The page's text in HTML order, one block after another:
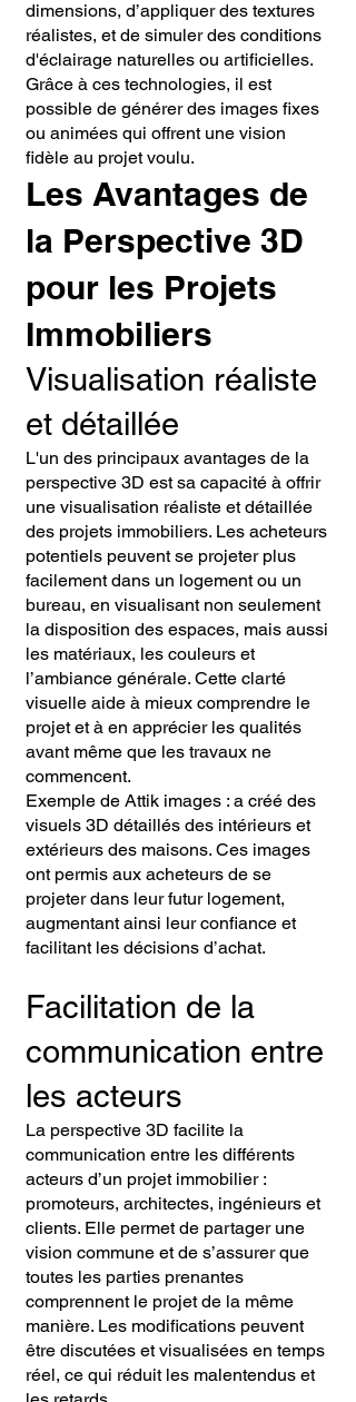
dimensions, d’appliquer des textures
réalistes, et de simuler des conditions
d'éclairage naturelles ou artificielles.
Grâce à ces technologies, il est
possible de générer des images fixes
ou animées qui offrent une vision
fidèle au projet voulu.
Les Avantages de
la Perspective 3D
pour les Projets
Immobiliers
Visualisation réaliste
et détaillée
L'un des principaux avantages de la
perspective 3D est sa capacité à offrir
une visualisation réaliste et détaillée
des projets immobiliers. Les acheteurs
potentiels peuvent se projeter plus
facilement dans un logement ou un
bureau, en visualisant non seulement
la disposition des espaces, mais aussi
les matériaux, les couleurs et
l’ambiance générale. Cette clarté
visuelle aide à mieux comprendre le
projet et à en apprécier les qualités
avant même que les travaux ne
commencent.
Exemple de Attik images : a créé des
visuels 3D détaillés des intérieurs et
extérieurs des maisons. Ces images
ont permis aux acheteurs de se
projeter dans leur futur logement,
augmentant ainsi leur confiance et
facilitant les décisions d’achat.
Facilitation de la
communication entre
les acteurs
La perspective 3D facilite la
communication entre les différents
acteurs d’un projet immobilier :
promoteurs, architectes, ingénieurs et
clients. Elle permet de partager une
vision commune et de s’assurer que
toutes les parties prenantes
comprennent le projet de la même
manière. Les modifications peuvent
être discutées et visualisées en temps
réel, ce qui réduit les malentendus et